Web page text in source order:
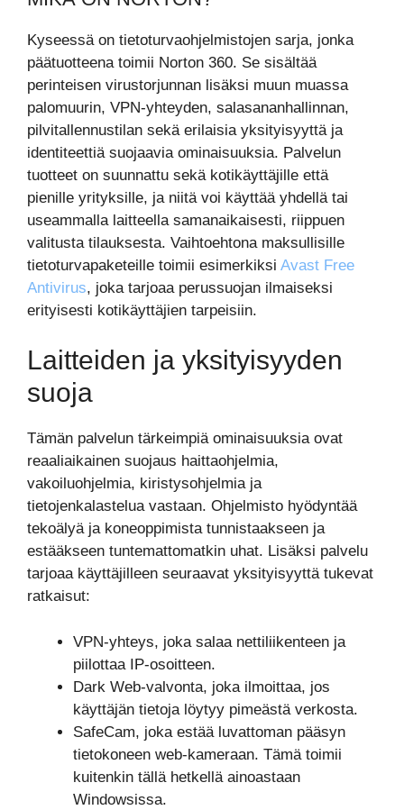
Kyseessä on tietoturvaohjelmistojen sarja, jonka
päätuotteena toimii Norton 360. Se sisältää
perinteisen virustorjunnan lisäksi muun muassa
palomuurin, VPN-yhteyden, salasananhallinnan,
pilvitallennustilan sekä erilaisia yksityisyyttä ja
identiteettiä suojaavia ominaisuuksia. Palvelun
tuotteet on suunnattu sekä kotikäyttäjille että
pienille yrityksille, ja niitä voi käyttää yhdellä tai
useammalla laitteella samanaikaisesti, riippuen
valitusta tilauksesta. Vaihtoehtona maksullisille
tietoturvapaketeille toimii esimerkiksi Avast Free
Antivirus, joka tarjoaa perussuojan ilmaiseksi
erityisesti kotikäyttäjien tarpeisiin.
Laitteiden ja yksityisyyden
suoja
Tämän palvelun tärkeimpiä ominaisuuksia ovat
reaaliaikainen suojaus haittaohjelmia,
vakoiluohjelmia, kiristysohjelmia ja
tietojenkalastelua vastaan. Ohjelmisto hyödyntää
tekoälyä ja koneoppimista tunnistaakseen ja
estääkseen tuntemattomatkin uhat. Lisäksi palvelu
tarjoaa käyttäjilleen seuraavat yksityisyyttä tukevat
ratkaisut:
VPN-yhteys, joka salaa nettiliikenteen ja
piilottaa IP-osoitteen.
Dark Web-valvonta, joka ilmoittaa, jos
käyttäjän tietoja löytyy pimeästä verkosta.
SafeCam, joka estää luvattoman pääsyn
tietokoneen web-kameraan. Tämä toimii
kuitenkin tällä hetkellä ainoastaan
Windowsissa.